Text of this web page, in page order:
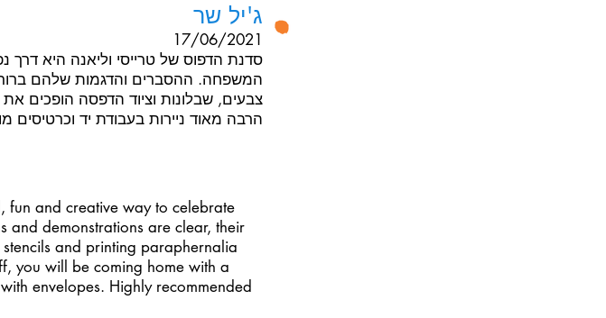
ג'יל שר
17/06/2021
סדנת הדפוס של טרייסי וליאנה היא דרך
המשפחה. ההסברים והדגמות שלהם
צבעים, שבלונות וציוד הדפסה הופכים
הרבה מאוד ניירות בעבודת יד
fun and creative way to celebrate
and demonstrations are clear, their
and printing paraphernalia
you will be coming home with a
envelopes. Highly recommended